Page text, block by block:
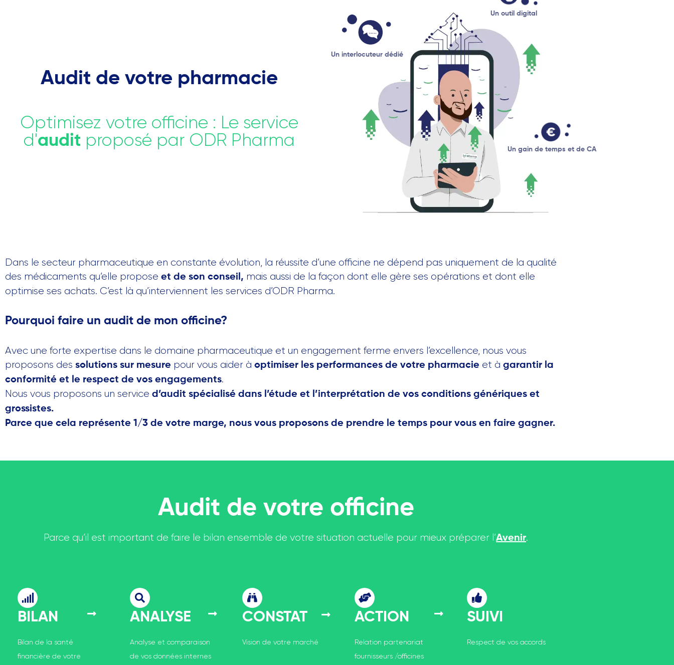
Audit de votre pharmacie
Optimisez votre officine : Le service
d'audit proposé par ODR Pharma
Un outil digital
Un gain de temps et de CA
Un interlocuteur dédié
Dans le secteur pharmaceutique en constante évolution, la réussite d’une officine ne dépend pas uniquement de la qualité
des médicaments qu’elle propose et de son conseil, mais aussi de la façon dont elle gère ses opérations et dont elle
optimise ses achats. C’est là qu’interviennent les services d’ODR Pharma.
Pourquoi faire un audit de mon officine?
Avec une forte expertise dans le domaine pharmaceutique et un engagement ferme envers l’excellence, nous vous
proposons des solutions sur mesure pour vous aider à optimiser les performances de votre pharmacie et à garantir la
conformité et le respect de vos engagements.
Nous vous proposons un service d’audit spécialisé dans l’étude et l’interprétation de vos conditions génériques et
grossistes.
Parce que cela représente 1/3 de votre marge, nous vous proposons de prendre le temps pour vous en faire gagner.
Audit de votre officine
Parce qu’il est important de faire le bilan ensemble de votre situation actuelle pour mieux préparer l’Avenir.
BILAN
Bilan de la santé
financière de votre
ANALYSE
Analyse et comparaison
de vos données internes
CONSTAT
Vision de votre marché
ACTION
Relation partenariat
fournisseurs /officines
SUIVI
Respect de vos accords